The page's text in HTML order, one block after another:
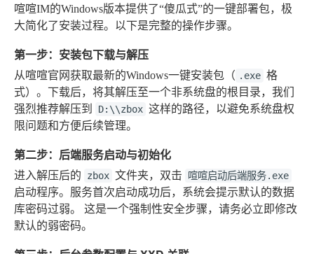
喧喧IM的Windows版本提供了“傻瓜式”的一键部署包，极
大简化了安装过程。以下是完整的操作步骤。
第一步：安装包下载与解压
从喧喧官网获取最新的Windows一键安装包（ .exe 格
式）。下载后，将其解压至一个非系统盘的根目录，我们
强烈推荐解压到
D:\\zbox 这样的路径，以避免系统盘权
限问题和方便后续管理。
第二步：后端服务启动与初始化
进入解压后的 zbox 文件夹，双击 喧喧启动后端服务.exe
启动程序。服务首次启动成功后，系统会提示默认的数据
库密码过弱。 这是一个强制性安全步骤，请务必立即修改
默认的弱密码。